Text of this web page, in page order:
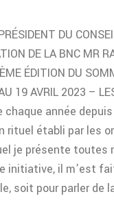
DU
DE LA BNC MR
ÉDITION DU
19 AVRIL 2023 –
chaque année
rituel établi par les
je présente
initiative, il m’est
soit pour parler de